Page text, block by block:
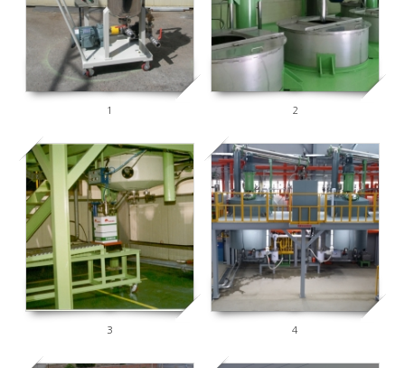
1 2
6250
3
6055
4